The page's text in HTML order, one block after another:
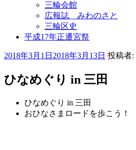
三輪会館
広報誌 みわのさと
三輪区史
平成17年正遷宮祭
投
日:
2018年3月1日 2018年3月13日 投稿者:
ひなめぐり in 三田
ひなめぐり in 三田
おひなさまロードを歩こう！